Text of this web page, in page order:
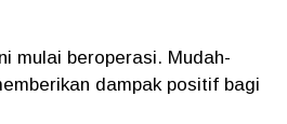
mulai beroperasi. Mudah-
dampak positif bagi